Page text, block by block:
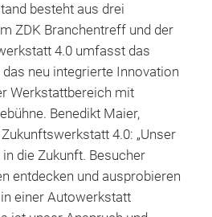
besteht aus drei
ZDK Branchentreff und der
4.0 umfasst das
neu integrierte Innovation
Werkstattbereich mit
Benedikt Maier,
4.0: „Unser
die Zukunft. Besucher
entdecken und ausprobieren
einer Autowerkstatt